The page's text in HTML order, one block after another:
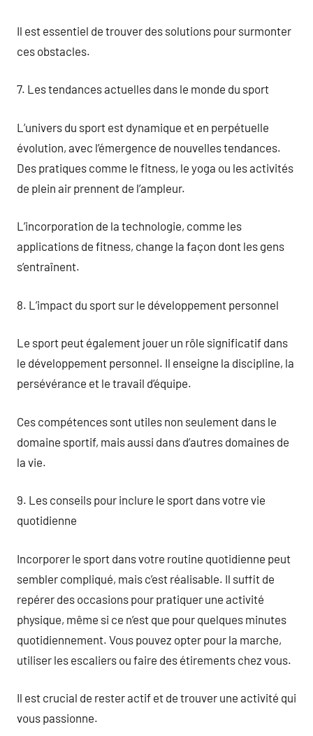
Il est essentiel de trouver des solutions pour surmonter
ces obstacles.
7. Les tendances actuelles dans le monde du sport
L’univers du sport est dynamique et en perpétuelle
évolution, avec l’émergence de nouvelles tendances.
Des pratiques comme le fitness, le yoga ou les activités
de plein air prennent de l’ampleur.
L’incorporation de la technologie, comme les
applications de fitness, change la façon dont les gens
s’entraînent.
8. L’impact du sport sur le développement personnel
Le sport peut également jouer un rôle significatif dans
le développement personnel. Il enseigne la discipline, la
persévérance et le travail d’équipe.
Ces compétences sont utiles non seulement dans le
domaine sportif, mais aussi dans d’autres domaines de
la vie.
9. Les conseils pour inclure le sport dans votre vie
quotidienne
Incorporer le sport dans votre routine quotidienne peut
sembler compliqué, mais c’est réalisable. Il suffit de
repérer des occasions pour pratiquer une activité
physique, même si ce n’est que pour quelques minutes
quotidiennement. Vous pouvez opter pour la marche,
utiliser les escaliers ou faire des étirements chez vous.
Il est crucial de rester actif et de trouver une activité qui
vous passionne.